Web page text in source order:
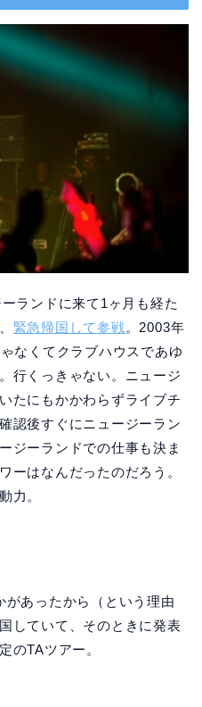
ランドに来て1ヶ月も経た
緊急帰国して参戦。2003年
なくてクラブハウスであゆ
行くっきゃない。ニュージ
たにもかかわらずライブチ
認後すぐにニュージーラン
ジーランドでの仕事も決ま
ーはなんだったのだろう。
力。
あったから（という理由
していて、そのときに発表
のTAツアー。